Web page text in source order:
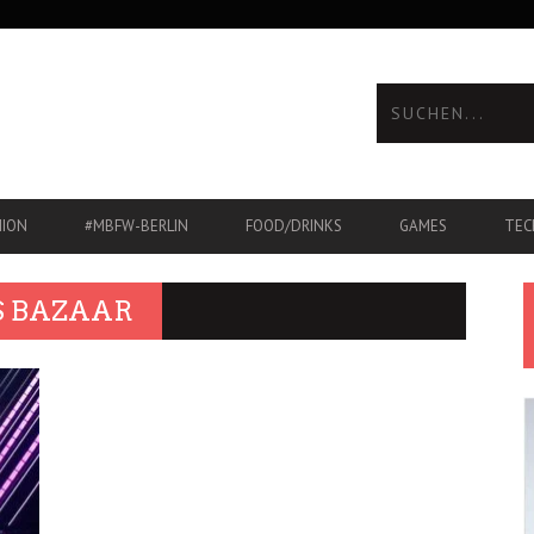
#MBFW-BERLIN FOOD/DRINKS GAMES
BAZAAR